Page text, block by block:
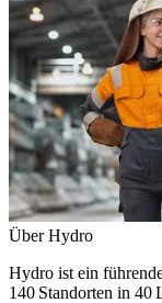
Über Hydro
Hydro ist ein
140 Standorten in 40